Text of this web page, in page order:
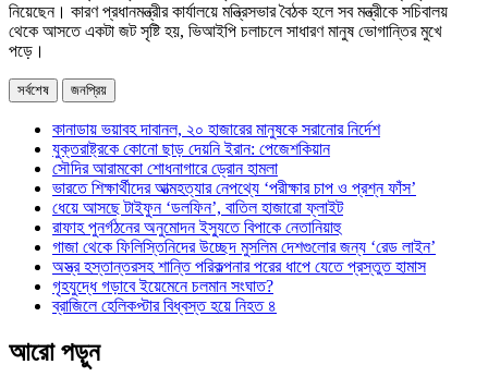
নিয়েছেন। কারণ প্রধানমন্ত্রীর কার্যালয়ে মন্ত্রিসভার বৈঠক হলে সব মন্ত্রীকে সচিবালয়
থেকে আসতে একটা জট সৃষ্টি হয়, ভিআইপি চলাচলে সাধারণ মানুষ ভোগান্তির মুখে
পড়ে।
সর্বশেষ জনপ্রিয়
কানাডায় ভয়াবহ দাবানল, ২০ হাজারের মানুষকে সরানোর নির্দেশ
যুক্তরাষ্ট্রকে কোনো ছাড় দেয়নি ইরান: পেজেশকিয়ান
সৌদির আরামকো শোধনাগারে ড্রোন হামলা
ভারতে শিক্ষার্থীদের আত্মহত্যার নেপথ্যে ‘পরীক্ষার চাপ ও প্রশ্ন ফাঁস’
ধেয়ে আসছে টাইফুন ‘ডলফিন’, বাতিল হাজারো ফ্লাইট
রাফাহ পুনর্গঠনের অনুমোদন ইস্যুতে বিপাকে নেতানিয়াহু
গাজা থেকে ফিলিস্তিনিদের উচ্ছেদ মুসলিম দেশগুলোর জন্য ‘রেড লাইন’
অস্ত্র হস্তান্তরসহ শান্তি পরিকল্পনার পরের ধাপে যেতে প্রস্তুত হামাস
গৃহযুদ্ধে গড়াবে ইয়েমেনে চলমান সংঘাত?
ব্রাজিলে হেলিকপ্টার বিধ্বস্ত হয়ে নিহত ৪
আরো পড়ুন